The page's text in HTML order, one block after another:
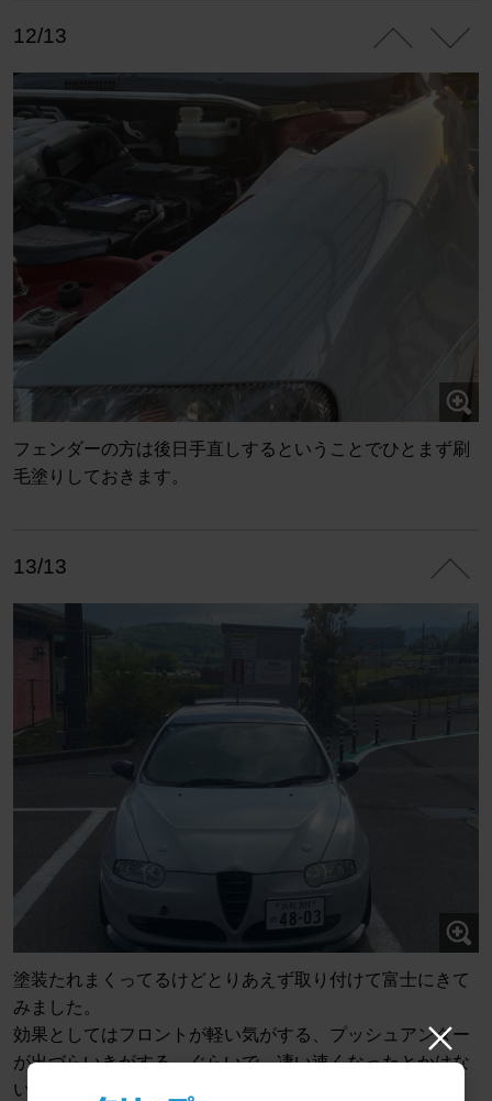
12/13
フェンダーの方は後日手直しするということでひとまず刷
毛塗りしておきます。
13/13
塗装たれまくってるけどとりあえず取り付けて富士にきて
みました。
効果としてはフロントが軽い気がする、プッシュアンダー
が出づらいきがする。ぐらいで、凄い速くなったとかはな
いです。